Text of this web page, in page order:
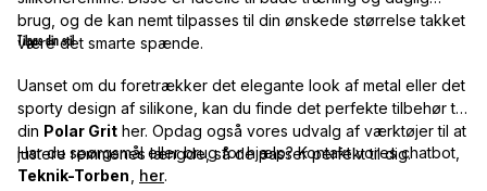
brug, og de kan nemt tilpasses til din ønskede størrelse takket
være det smarte spænde.
Tilpas din stil
Uanset om du foretrækker det elegante look af metal eller det
sporty design af silikone, kan du finde det perfekte tilbehør til
din Polar Grit her. Opdag også vores udvalg af værktøjer til at
justere remmenes længde, så de passer perfekt til dig.
Har du spørgsmål eller brug for hjælp? Kontakt vores chatbot,
Teknik-Torben
her.